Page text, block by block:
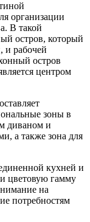
организации
В такой
остров, который
и рабочей
остров
центром
зоны в
диваном и
а также зона для
кухней и
цветовую гамму
на
потребностям